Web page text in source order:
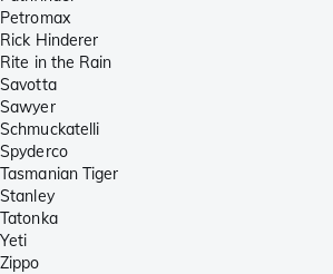
Petromax
Rick Hinderer
Rite in the Rain
Savotta
Sawyer
Schmuckatelli
Spyderco
Tasmanian Tiger
Stanley
Tatonka
Yeti
Zippo